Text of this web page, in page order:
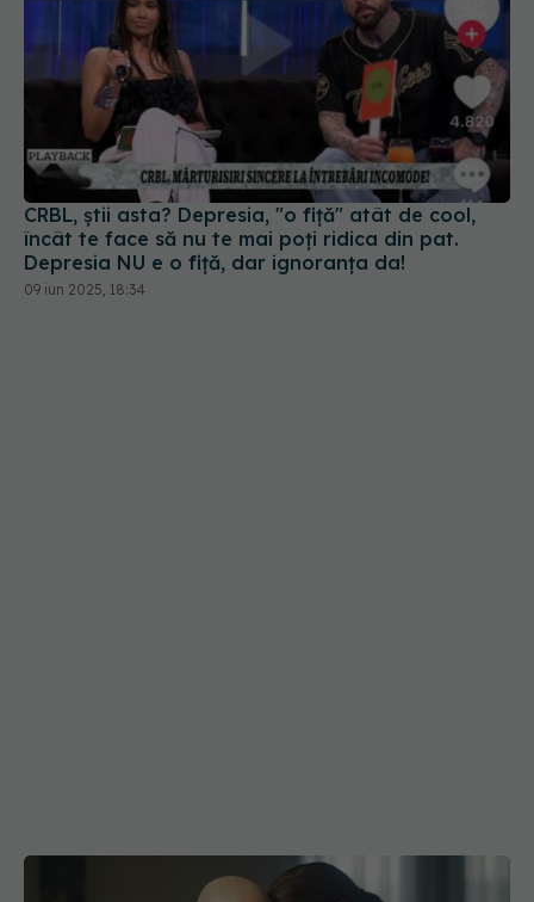
CRBL, știi asta? Depresia, "o fiță" atât de cool,
încât te face să nu te mai poți ridica din pat.
Depresia NU e o fiță, dar ignoranța da!
09 iun 2025, 18:34